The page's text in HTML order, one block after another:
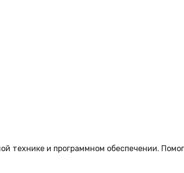
технике и программном обеспечении.